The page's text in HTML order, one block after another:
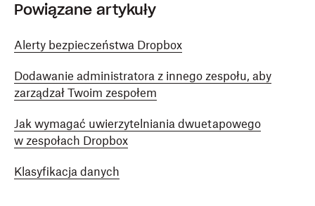
Powiązane artykuły
Alerty bezpieczeństwa Dropbox
Dodawanie administratora z innego zespołu, aby
zarządzał Twoim zespołem
Jak wymagać uwierzytelniania dwuetapowego
w zespołach Dropbox
Klasyfikacja danych